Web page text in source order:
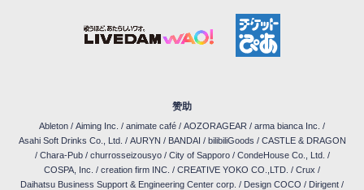
赞助
Ableton / Aiming Inc. / animate café / AOZORAGEAR / arma bianca Inc. /
Asahi Soft Drinks Co., Ltd. / AURYN / BANDAI / bilibiliGoods / CASTLE & DRAGON
/ Chara-Pub/ churrosseizousyo/ City of Sapporo/ CondeHouse Co., Ltd. /
COSPA, Inc. / creation firm INC. / CREATIVE YOKO CO.,LTD. / Crux /
Daihatsu Business Support & Engineering Center corp. / Design COCO / Dirigent /